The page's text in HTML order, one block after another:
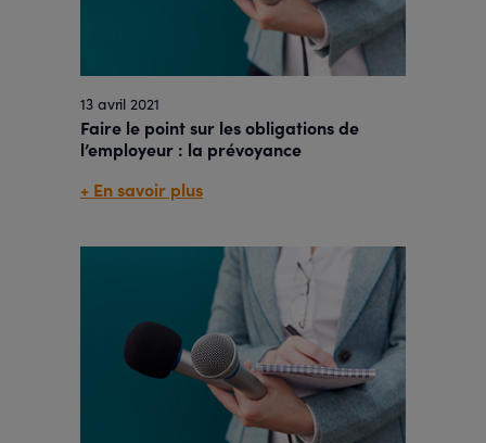
13 avril 2021
Faire le point sur les obligations de
l’employeur : la prévoyance
+ En savoir plus